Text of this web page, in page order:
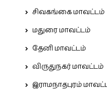
சிவகங்கை மாவட்டம்
மதுரை மாவட்டம்
தேனி மாவட்டம்
விருதுநகர் மாவட்டம்
இராமநாதபுரம்